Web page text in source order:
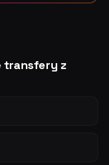
transfery z